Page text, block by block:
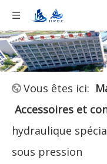
Vous êtes ici:
Accessoires et
hydraulique
sous pression